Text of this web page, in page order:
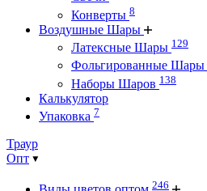
Конверты 8
Воздушные Шары
Латексные Шары 129
Фольгированные Шары
Наборы Шаров 138
Калькулятор
Упаковка 7
Траур
Опт
246